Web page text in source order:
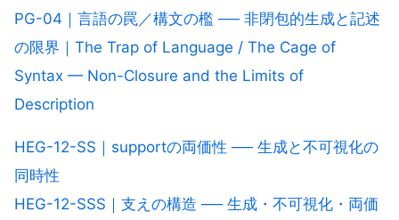
PG-04｜言語の罠／構文の檻 ── 非閉包的生成と記述
の限界｜The Trap of Language / The Cage of
Syntax — Non-Closure and the Limits of
Description
HEG-12-SS｜supportの両価性 ── 生成と不可視化の
同時性
HEG-12-SSS｜支えの構造 ── 生成・不可視化・両価